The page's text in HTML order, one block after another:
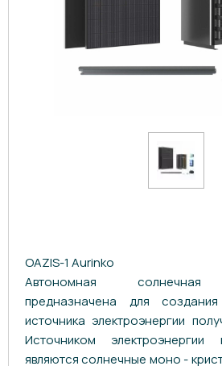
OAZIS-1 Aurinko
Автономная солнечная
предназначена для создания
источника электроэнергии
Источником электроэнергии
являются солнечные моно -